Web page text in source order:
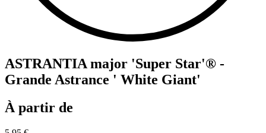
ASTRANTIA major 'Super Star'® -
Grande Astrance ' White Giant'
À partir de